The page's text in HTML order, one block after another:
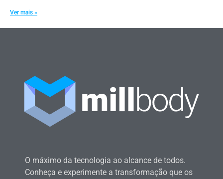
Ver mais »
O máximo da tecnologia ao alcance de todos.
Conheça e experimente a transformação que os